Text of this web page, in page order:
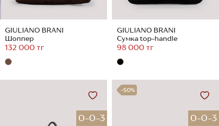
GIULIANO BRANI
Шоппер
132 000 тг
GIULIANO BRANI
Сумка top-handle
98 000 тг
0-0-3
-50%
0-0-3